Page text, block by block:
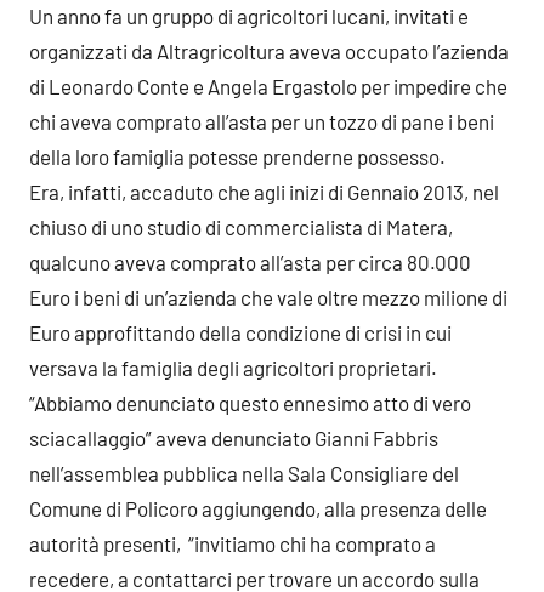
Un anno fa un gruppo di agricoltori lucani, invitati e
organizzati da Altragricoltura aveva occupato l’azienda
di Leonardo Conte e Angela Ergastolo per impedire che
chi aveva comprato all’asta per un tozzo di pane i beni
della loro famiglia potesse prenderne possesso.
Era, infatti, accaduto che agli inizi di Gennaio 2013, nel
chiuso di uno studio di commercialista di Matera,
qualcuno aveva comprato all’asta per circa 80.000
Euro i beni di un’azienda che vale oltre mezzo milione di
Euro approfittando della condizione di crisi in cui
versava la famiglia degli agricoltori proprietari.
“Abbiamo denunciato questo ennesimo atto di vero
sciacallaggio” aveva denunciato Gianni Fabbris
nell’assemblea pubblica nella Sala Consigliare del
Comune di Policoro aggiungendo, alla presenza delle
autorità presenti, “invitiamo chi ha comprato a
recedere, a contattarci per trovare un accordo sulla